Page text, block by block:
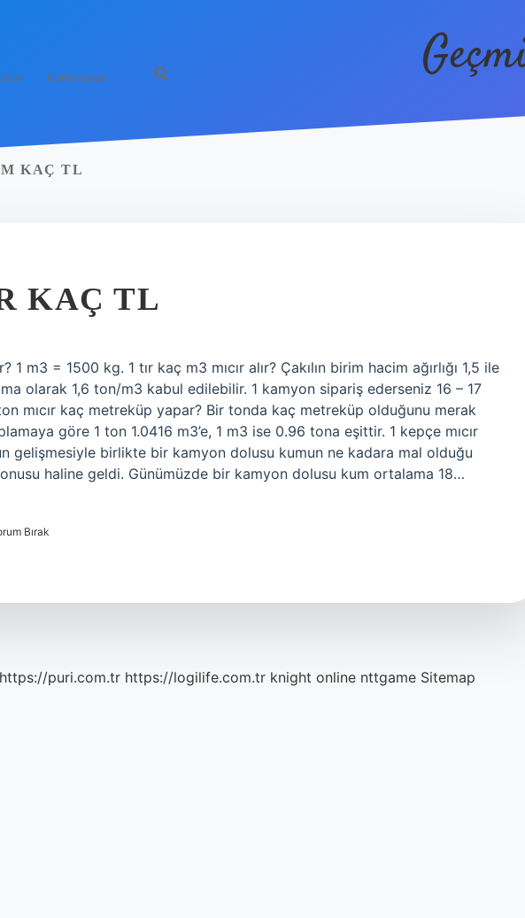
Hakkımızda
KAÇ TL
KAÇ TL
1 m3 = 1500 kg. 1 tır kaç m3 mıcır alır? Çakılın birim hacim ağırlığı 1,5 ile
olarak 1,6 ton/m3 kabul edilebilir. 1 kamyon sipariş ederseniz 16 – 17
ton mıcır kaç metreküp yapar? Bir tonda kaç metreküp olduğunu merak
göre 1 ton 1.0416 m3’e, 1 m3 ise 0.96 tona eşittir. 1 kepçe mıcır
gelişmesiyle birlikte bir kamyon dolusu kumun ne kadara mal olduğu
haline geldi. Günümüzde bir kamyon dolusu kum ortalama 18…
Bırak
https://puri.com.tr https://logilife.com.tr knight online nttgame Sitemap